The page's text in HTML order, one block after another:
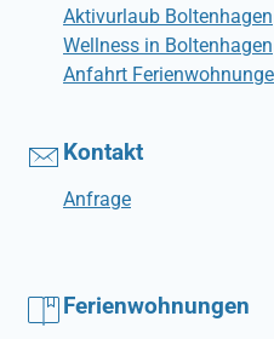
Aktivurlaub Boltenhagen
Wellness in Boltenhagen
Anfahrt
Kontakt
Anfrage
Ferienwohnungen